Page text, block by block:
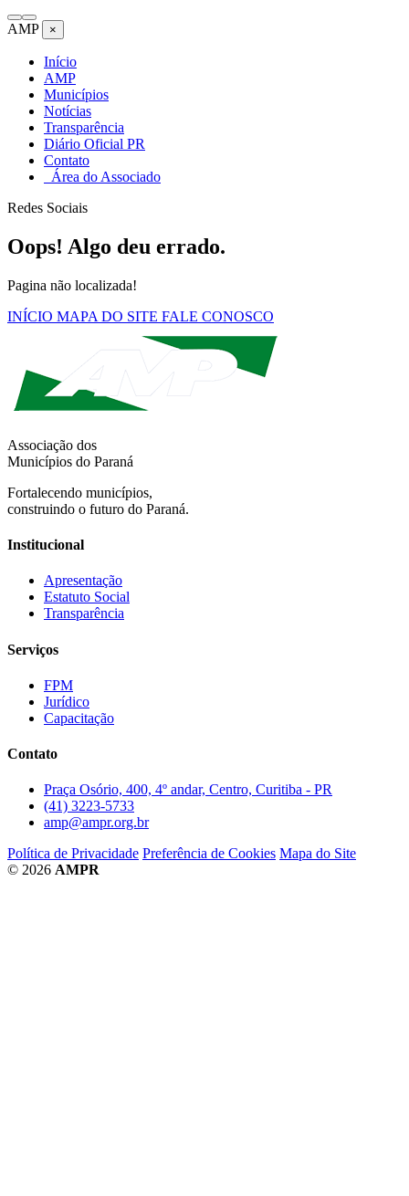
AMP ×
Início
AMP
Municípios
Notícias
Transparência
Diário Oficial PR
Contato
Área do Associado
Redes Sociais
Oops! Algo deu errado.
Pagina não localizada!
INÍCIO MAPA DO SITE FALE CONOSCO
Associação dos
Municípios do Paraná
Fortalecendo municípios,
construindo o futuro do Paraná.
Institucional
Apresentação
Estatuto Social
Transparência
Serviços
FPM
Jurídico
Capacitação
Contato
Praça Osório, 400, 4º andar, Centro, Curitiba - PR
(41) 3223-5733
amp@ampr.org.br
Política de Privacidade Preferência de Cookies Mapa do Site
© 2026 AMPR